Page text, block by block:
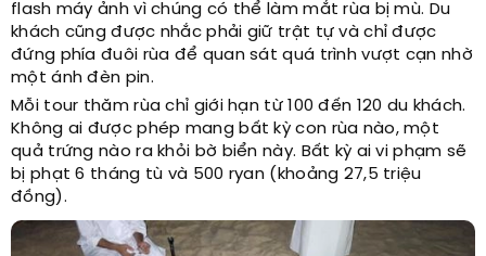
flash máy ảnh vì chúng có thể làm mắt rùa bị mù. Du
khách cũng được nhắc phải giữ trật tự và chỉ được
đứng phía đuôi rùa để quan sát quá trình vượt cạn nhờ
một ánh đèn pin.
Mỗi tour thăm rùa chỉ giới hạn từ 100 đến 120 du khách.
Không ai được phép mang bất kỳ con rùa nào, một
quả trứng nào ra khỏi bờ biển này. Bất kỳ ai vi phạm sẽ
bị phạt 6 tháng tù và 500 ryan (khoảng 27,5 triệu
đồng).